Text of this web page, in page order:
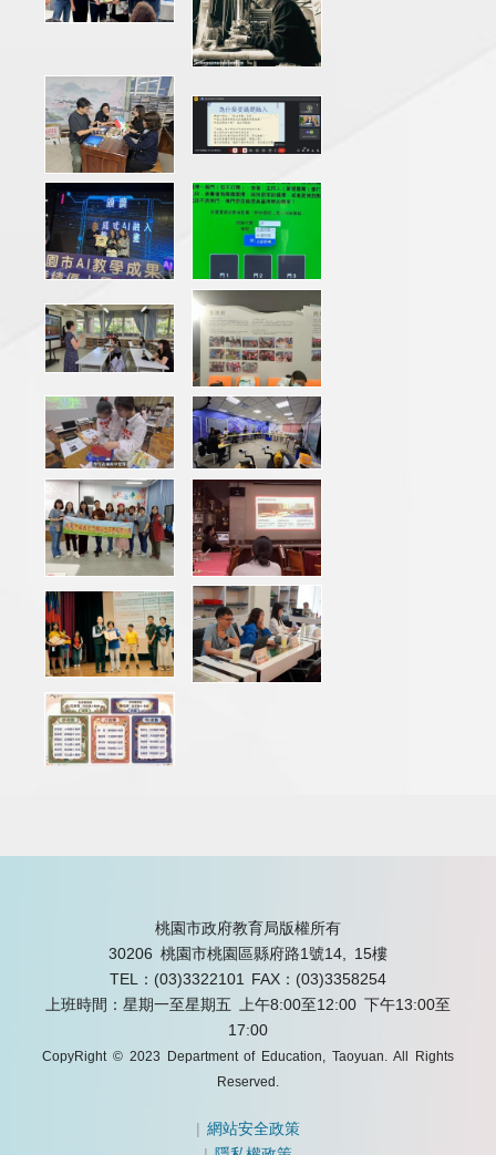
桃園市政府教育局版權所有
30206 桃園市桃園區縣府路1號14, 15樓
TEL：(03)3322101 FAX：(03)3358254
上班時間：星期一至星期五 上午8:00至12:00 下午13:00至
17:00
CopyRight © 2023 Department of Education, Taoyuan. All Rights
Reserved.
|網站安全政策